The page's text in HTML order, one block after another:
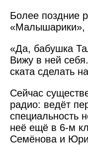
Более поздние
«Малышарики»,
«Да, бабушка
Вижу в ней
ската сделать
Сейчас
радио: ведёт
специальность
неё ещё в 6-м
Семёнова и